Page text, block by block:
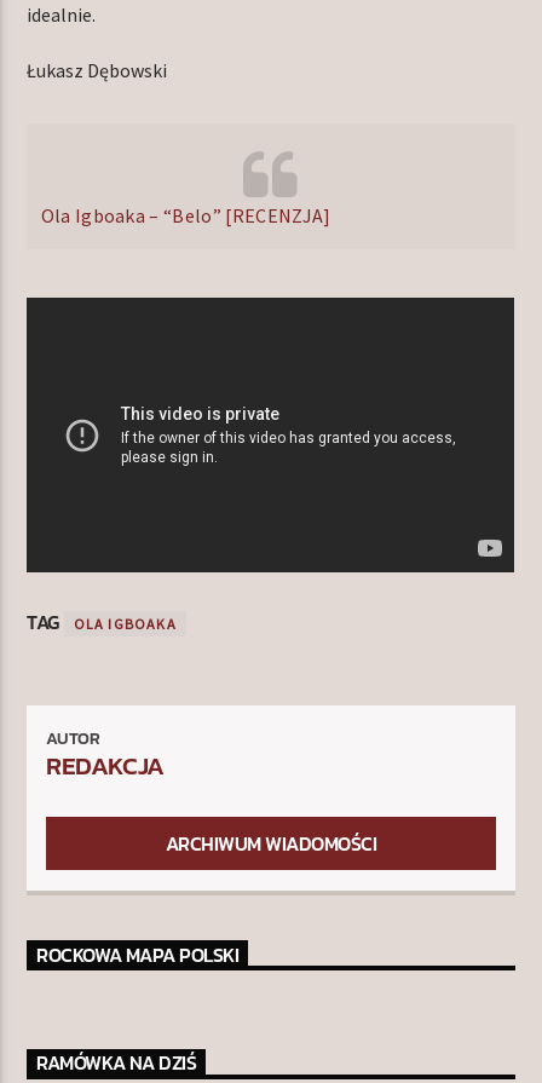
idealnie.
Łukasz Dębowski
Ola Igboaka – “Belo” [RECENZJA]
TAG OLA IGBOAKA
AUTOR
REDAKCJA
ARCHIWUM WIADOMOŚCI
ROCKOWA MAPA POLSKI
RAMÓWKA NA DZIŚ